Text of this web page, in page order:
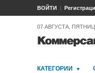
ВОЙТИ
07 АВГУСТА,
КАТЕГОРИИ